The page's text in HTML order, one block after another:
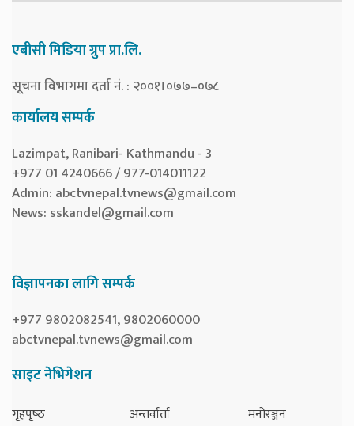
एबीसी मिडिया ग्रुप प्रा.लि.
सूचना विभागमा दर्ता नं. : २००१।०७७–०७८
कार्यालय सम्पर्क
Lazimpat, Ranibari- Kathmandu - 3
+977 01 4240666 / 977-014011122
Admin: abctvnepal.tvnews@gmail.com
News: sskandel@gmail.com
विज्ञापनका लागि सम्पर्क
+977 9802082541, 9802060000
abctvnepal.tvnews@gmail.com
साइट नेभिगेशन
गृहपृष्‍ठ
अन्तर्वार्ता
मनोरञ्जन